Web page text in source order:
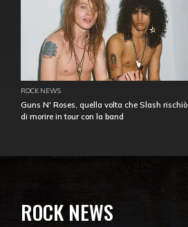
ROCK NEWS
Guns N' Roses, quella volta che Slash rischiò
di morire in tour con la band
ROCK NEWS